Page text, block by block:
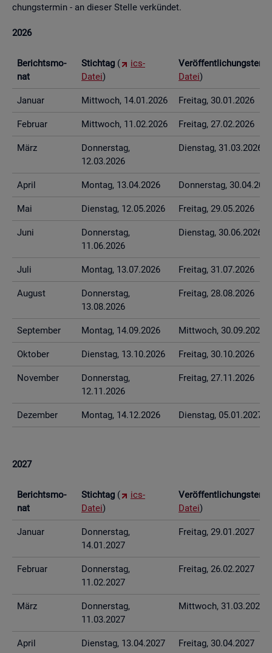
chungs­ter­min - an die­ser Stel­le ver­kün­det.
2026
Be­richts­mo­
nat
Stich­tag (
ics-
Datei)
Datei)
Ja­nu­ar Mitt­woch, 14.01.2026 Frei­tag, 30.01.2026
Fe­bru­ar Mitt­woch, 11.02.2026 Frei­tag, 27.02.2026
März
Don­ners­tag,
12.03.2026
Diens­tag, 31.03.2026
April Mon­tag, 13.04.2026 Don­ners­tag,
Mai Diens­tag, 12.05.2026 Frei­tag, 29.05.2026
Juni
Don­ners­tag,
11.06.2026
Diens­tag, 30.06.2026
Juli Mon­tag, 13.07.2026 Frei­tag, 31.07.2026
Au­gust
Don­ners­tag,
13.08.2026
Frei­tag, 28.08.2026
Sep­tem­ber Mon­tag, 14.09.2026 Mitt­woch, 30.09.2026
Ok­to­ber Diens­tag, 13.10.2026 Frei­tag, 30.10.2026
No­vem­ber
Don­ners­tag,
12.11.2026
Frei­tag, 27.11.2026
De­zem­ber Mon­tag, 14.12.2026 Diens­tag, 05.01.2027
2027
Be­richts­mo­
nat
Stich­tag (
ics-
Datei)
Datei)
Ja­nu­ar
Don­ners­tag,
14.01.2027
Frei­tag, 29.01.2027
Fe­bru­ar
Don­ners­tag,
11.02.2027
Frei­tag, 26.02.2027
März
Don­ners­tag,
11.03.2027
Mitt­woch, 31.03.2027
April Diens­tag, 13.04.2027 Frei­tag, 30.04.2027